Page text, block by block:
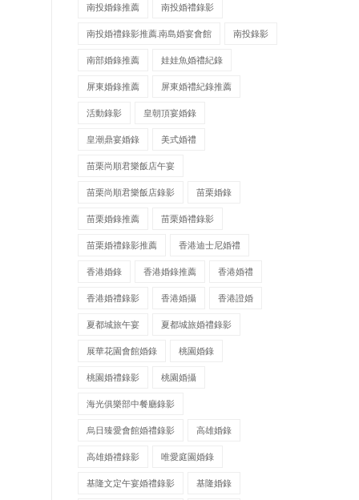
南投婚錄推薦 南投婚禮錄影
南投婚禮錄影推薦.南島婚宴會館 南投錄影
南部婚錄推薦 娃娃魚婚禮紀錄
屏東婚錄推薦 屏東婚禮紀錄推薦
活動錄影 皇朝頂宴婚錄
皇潮鼎宴婚錄 美式婚禮
苗栗尚順君樂飯店午宴
苗栗尚順君樂飯店錄影 苗栗婚錄
苗栗婚錄推薦 苗栗婚禮錄影
苗栗婚禮錄影推薦 香港迪士尼婚禮
香港婚錄 香港婚錄推薦 香港婚禮
香港婚禮錄影 香港婚攝 香港證婚
夏都城旅午宴 夏都城旅婚禮錄影
展華花園會館婚錄 桃園婚錄
桃園婚禮錄影 桃園婚攝
海光俱樂部中餐廳錄影
烏日臻愛會館婚禮錄影 高雄婚錄
高雄婚禮錄影 唯愛庭園婚錄
基隆文定午宴婚禮錄影 基隆婚錄